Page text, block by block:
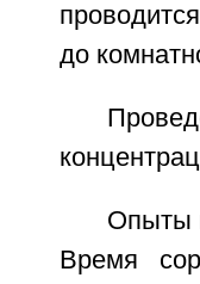
до
Опыты
Время